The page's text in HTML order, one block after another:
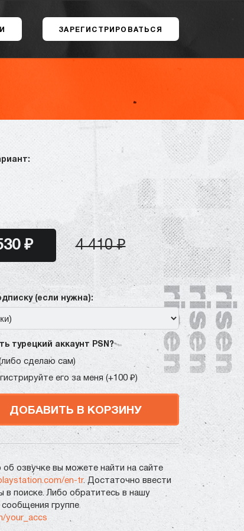
ЗАРЕГИСТРИРОВАТЬСЯ
₽ 4 410 ₽
(если нужна):
турецкий аккаунт PSN?
сделаю сам)
его за меня (+100 ₽)
ДОБАВИТЬ В КОРЗИНУ
озвучке вы можете найти на сайте
en-tr. Достаточно ввести
в поиске. Либо обратитесь в нашу
группе
your_accs